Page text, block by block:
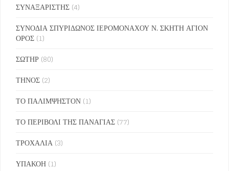
ΣΥΝΑΞΑΡΙΣΤΗΣ (4)
ΣΥΝΟΔΙΑ ΣΠΥΡΙΔΩΝΟΣ ΙΕΡΟΜΟΝΑΧΟΥ Ν. ΣΚΗΤΗ ΑΓΙΟΝ
ΟΡΟΣ (1)
ΣΩΤΗΡ (80)
ΤΗΝΟΣ (2)
ΤΟ ΠΑΛΙΜΨΗΣΤΟΝ (1)
ΤΟ ΠΕΡΙΒΟΛΙ ΤΗΣ ΠΑΝΑΓΙΑΣ (77)
ΤΡΟΧΑΛΙΑ (3)
ΥΠΑΚΟΗ (1)